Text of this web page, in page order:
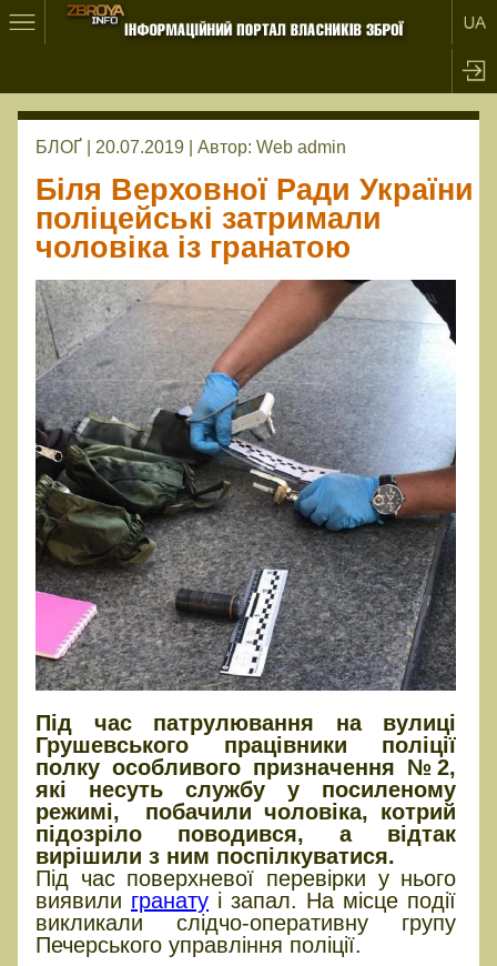
БЛОҐ | 20.07.2019 | Автор: Web admin
Біля Верховної Ради України
поліцейські затримали
чоловіка із гранатою
Під час патрулювання на вулиці
Грушевського працівники поліції
полку особливого призначення №2,
які несуть службу у посиленому
режимі, побачили чоловіка, котрий
підозріло поводився, а відтак
вирішили з ним поспілкуватися.
Під час поверхневої перевірки у нього
виявили гранату і запал. На місце події
викликали слідчо-оперативну групу
Печерського управління поліції.